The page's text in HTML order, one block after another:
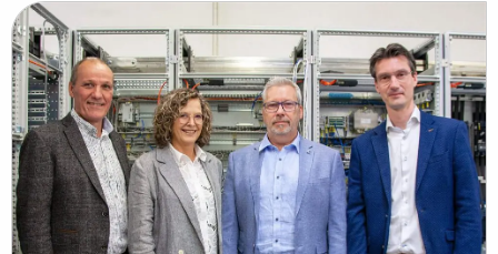
Lees
meer
over
Peter
Berkhout,
projectleider
Control
Digit